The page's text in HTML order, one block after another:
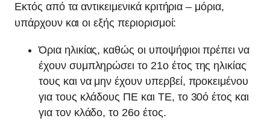
Εκτός από τα αντικειμενικά κριτήρια – μόρια,
υπάρχουν και οι εξής περιορισμοί:
Όρια ηλικίας, καθώς οι υποψήφιοι πρέπει να
έχουν συμπληρώσει το 21ο έτος της ηλικίας
τους και να μην έχουν υπερβεί, προκειμένου
για τους κλάδους ΠΕ και ΤΕ, το 30ό έτος και
για τον κλάδο, το 26ο έτος.